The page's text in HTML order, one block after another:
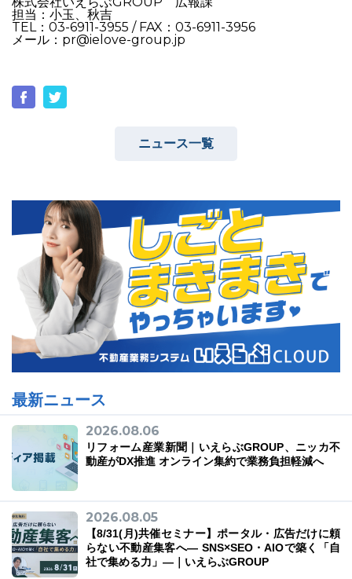
担当：小玉、秋吉
TEL：03-6911-3955 / FAX：03-6911-3956
メール：pr@ielove-group.jp
ニュース一覧
最新ニュース
2026.08.06
リフォーム産業新聞｜いえらぶGROUP、ニッカ不
動産がDX推進 オンライン集約で業務負担軽減へ
2026.08.05
【8/31(月)共催セミナー】ポータル・広告だけに頼
らない不動産集客へ― SNS×SEO・AIOで築く「自
社で集める力」―｜いえらぶGROUP